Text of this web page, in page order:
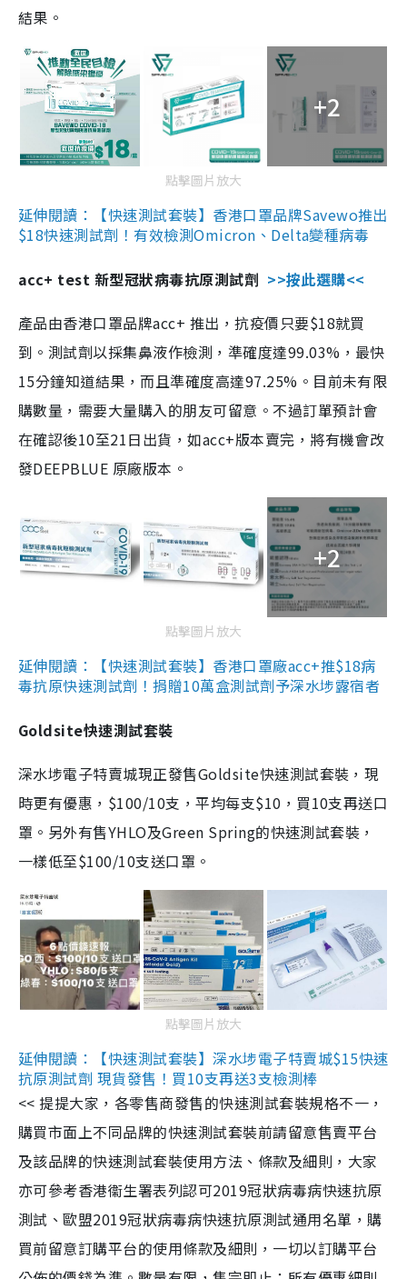
結果。
+2
點擊圖片放大
延伸閱讀：【快速測試套裝】香港口罩品牌Savewo推出
$18快速測試劑！有效檢測Omicron、Delta變種病毒
acc+ test 新型冠狀病毒抗原測試劑 >>按此選購<<
產品由香港口罩品牌acc+ 推出，抗疫價只要$18就買
到。測試劑以採集鼻液作檢測，準確度達99.03%，最快
15分鐘知道結果，而且準確度高達97.25%。目前未有限
購數量，需要大量購入的朋友可留意。不過訂單預計會
在確認後10至21日出貨，如acc+版本賣完，將有機會改
發DEEPBLUE 原廠版本。
+2
點擊圖片放大
延伸閱讀：【快速測試套裝】香港口罩廠acc+推$18病
毒抗原快速測試劑！捐贈10萬盒測試劑予深水埗露宿者
Goldsite快速測試套裝
深水埗電子特賣城現正發售Goldsite快速測試套裝，現
時更有優惠，$100/10支，平均每支$10，買10支再送口
罩。另外有售YHLO及Green Spring的快速測試套裝，
一樣低至$100/10支送口罩。
點擊圖片放大
延伸閱讀：【快速測試套裝】深水埗電子特賣城$15快速
抗原測試劑 現貨發售！買10支再送3支檢測棒
<< 提提大家，各零售商發售的快速測試套裝規格不一，
購買市面上不同品牌的快速測試套裝前請留意售賣平台
及該品牌的快速測試套裝使用方法、條款及細則，大家
亦可參考香港衞生署表列認可2019冠狀病毒病快速抗原
測試、歐盟2019冠狀病毒病快速抗原測試通用名單，購
買前留意訂購平台的使用條款及細則，一切以訂購平台